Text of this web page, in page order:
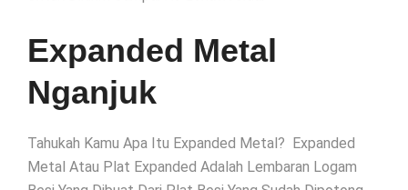
Expanded Metal
Nganjuk
Tahukah Kamu Apa Itu Expanded Metal? Expanded
Metal Atau Plat Expanded Adalah Lembaran Logam